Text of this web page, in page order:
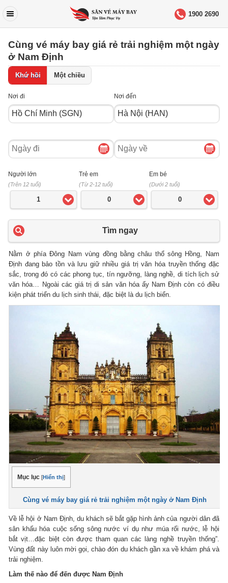
1900 2690
Cùng vé máy bay giá rẻ trải nghiệm một ngày
ở Nam Định
Khứ hồi Một chiều
Nơi đi Nơi đến
Ngày
đi
Ngày
về
Người lớn
(Trên 12 tuổi)
1
Trẻ em
(Từ 2-12 tuổi)
0
Em bé
(Dưới 2 tuổi)
0
Tìm ngay
Nằm ở phía Đông Nam vùng đồng bằng châu thổ sông Hồng, Nam
Định đang bảo tồn và lưu giữ nhiều giá trị văn hóa truyền thống đặc
sắc, trong đó có các phong tục, tín ngưỡng, làng nghề, di tích lịch sử
văn hóa… Ngoài các giá trị di sản văn hóa ấy Nam Định còn có điều
kiện phát triển du lịch sinh thái, đặc biệt là du lịch biển.
Mục lục [Hiển thị]
Cùng vé máy bay giá rẻtrải nghiệm một ngày ở Nam Định
Về lễ hội ở Nam Định, du khách sẽ bắt gặp hình ảnh của người dân đã
sân khấu hóa cuộc sống sông nước ví dụ như múa rối nước, lễ hội
bắt vịt…đặc biệt còn được tham quan các làng nghề truyền thống”.
Vùng đất này luôn mời gọi, chào đón du khách gần xa về khám phá và
trải nghiệm.
Làm thế nào để đến được Nam Định